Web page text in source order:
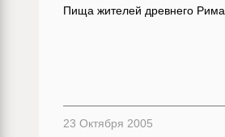
Пища жителей древнего Рима
23 Октября 2005